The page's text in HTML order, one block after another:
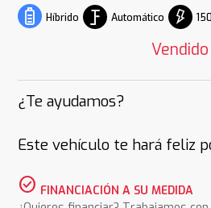
Híbrido Automático
Vendido
¿Te ayudamos?
Este vehículo te hará feliz
check_circle FINANCIACIÓN A SU MEDIDA